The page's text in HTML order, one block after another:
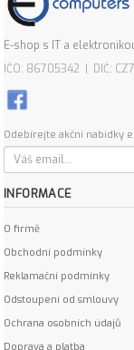
E-shop s IT a
IČO: 86705342 | DIČ:
Odebírejte akční nabídky
INFORMACE
O firmě
Obchodní podmínky
Reklamační podmínky
Odstoupení od smlouvy
Ochrana osobních údajů
Doprava a platba